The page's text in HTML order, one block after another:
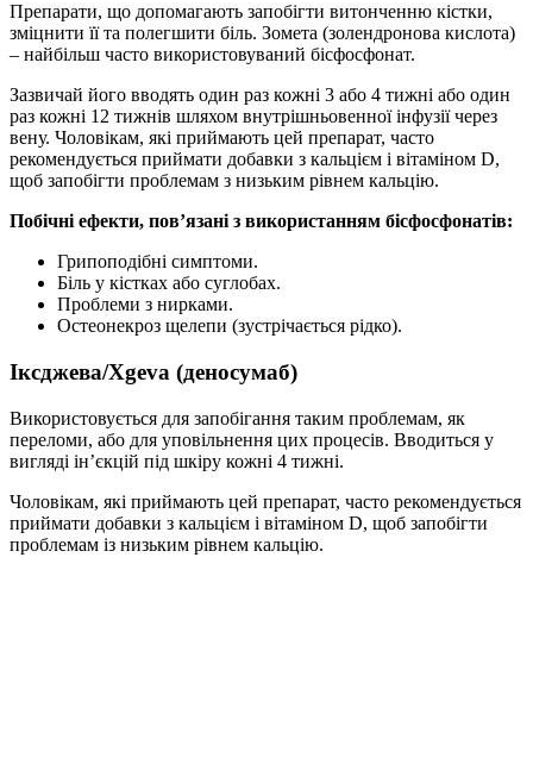
Препарати, що допомагають запобігти витонченню кістки,
зміцнити її та полегшити біль. Зомета (золендронова кислота)
– найбільш часто використовуваний бісфосфонат.
Зазвичай його вводять один раз кожні 3 або 4 тижні або один
раз кожні 12 тижнів шляхом внутрішньовенної інфузії через
вену. Чоловікам, які приймають цей препарат, часто
рекомендується приймати добавки з кальцієм і вітаміном D,
щоб запобігти проблемам з низьким рівнем кальцію.
Побічні ефекти, пов’язані з використанням бісфосфонатів:
Грипоподібні симптоми.
Біль у кістках або суглобах.
Проблеми з нирками.
Остеонекроз щелепи (зустрічається рідко).
Іксджева/Xgeva (деносумаб)
Використовується для запобігання таким проблемам, як
переломи, або для уповільнення цих процесів. Вводиться у
вигляді ін’єкцій під шкіру кожні 4 тижні.
Чоловікам, які приймають цей препарат, часто рекомендується
приймати добавки з кальцієм і вітаміном D, щоб запобігти
проблемам із низьким рівнем кальцію.